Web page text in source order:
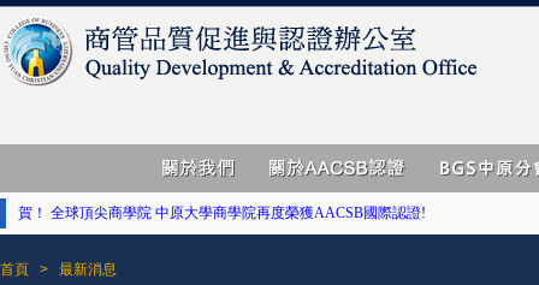
推動卓越：商學院獲得AACSB認證，BGS成就不容小覷
賀！ 全球頂尖商學院 中原大學商學院再度榮獲AACSB國際認證!
賀！ 全球頂尖商學院 中原大學商學院再度榮獲AACSB國際認證!
首頁 > 最新消息